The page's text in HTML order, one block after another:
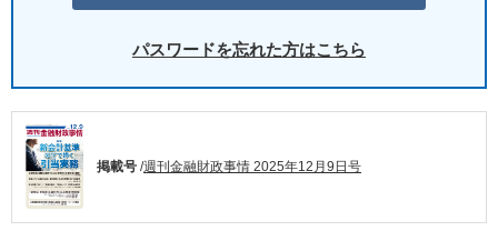
パスワードを忘れた方はこちら
掲載号 /週刊金融財政事情 2025年12月9日号